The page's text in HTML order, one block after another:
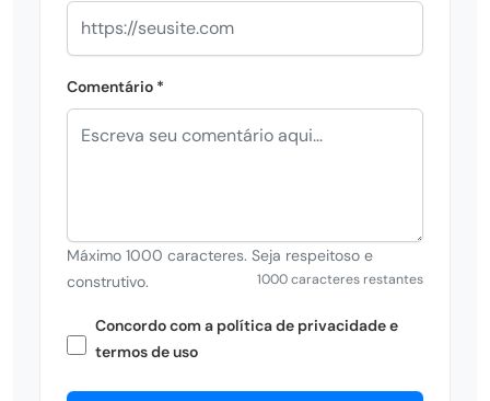
Comentário *
Máximo 1000 caracteres. Seja respeitoso e
construtivo.
1000 caracteres restantes
Concordo com a política de privacidade e
termos de uso